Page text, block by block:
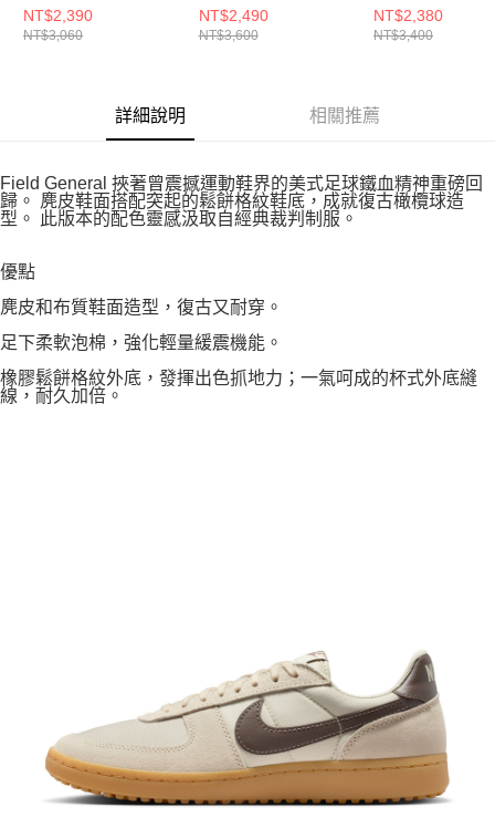
HF3165300
NT$2,390
NT$3,060
IF0666100
NT$2,490
NT$3,600
HF3165001
NT$2,380
NT$3,400
詳細說明 相關推薦
Field General 挾著曾震撼運動鞋界的美式足球鐵血精神重磅回
歸。 麂皮鞋面搭配突起的鬆餅格紋鞋底，成就復古橄欖球造
型。 此版本的配色靈感汲取自經典裁判制服。
優點
麂皮和布質鞋面造型，復古又耐穿。
足下柔軟泡棉，強化輕量緩震機能。
橡膠鬆餅格紋外底，發揮出色抓地力；一氣呵成的杯式外底縫
線，耐久加倍。